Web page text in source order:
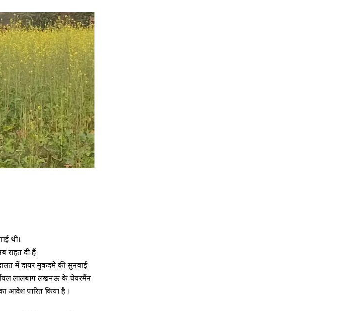
थी।
राहत दी हैं
में दायर मुकदमे की सुनवाई
लालबाग लखनऊ के चेयरमैंन
आदेश पारित किया है ।